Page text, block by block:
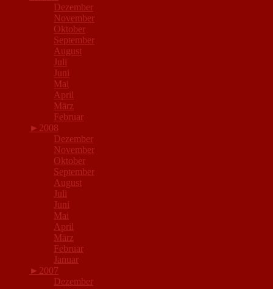
Dezember
November
Oktober
September
August
Juli
Juni
Mai
April
März
Februar
► 2008
Dezember
November
Oktober
September
August
Juli
Juni
Mai
April
März
Februar
Januar
► 2007
Dezember